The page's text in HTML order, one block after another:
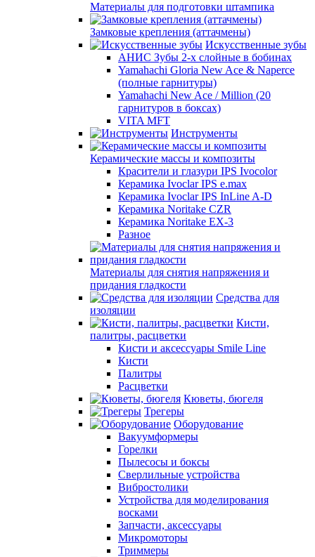
Материалы для подготовки штампика
Замковые крепления (аттачмены)
Искусственные зубы
АНИС Зубы 2-х слойные в бобинах
Yamahachi Gloria New Ace & Naperce
(полные гарнитуры)
Yamahachi New Ace / Million (20
гарнитуров в боксах)
VITA MFT
Инструменты
Керамические массы и композиты
Красители и глазури IPS Ivocolor
Керамика Ivoclar IPS e.max
Керамика Ivoclar IPS InLine A-D
Керамика Noritake CZR
Керамика Noritake EX-3
Разное
Материалы для снятия напряжения и
придания гладкости
Средства для
изоляции
Кисти,
палитры, расцветки
Кисти и аксессуары Smile Line
Кисти
Палитры
Расцветки
Кюветы, бюгеля
Трегеры
Оборудование
Вакуумформеры
Горелки
Пылесосы и боксы
Сверлильные устройства
Вибростолики
Устройства для моделирования
восками
Запчасти, аксессуары
Микромоторы
Триммеры